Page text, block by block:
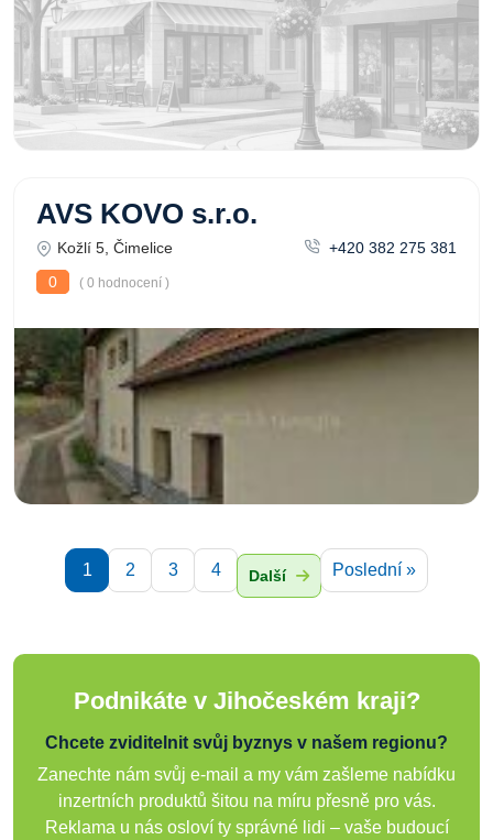
AVS KOVO s.r.o.
Kožlí 5, Čimelice
+420 382 275 381
0
( 0 hodnocení )
1 2 3 4 Další Poslední »
Podnikáte v Jihočeském kraji?
Chcete zviditelnit svůj byznys v našem regionu?
Zanechte nám svůj e-mail a my vám zašleme nabídku
inzertních produktů šitou na míru přesně pro vás.
Reklama u nás osloví ty správné lidi – vaše budoucí